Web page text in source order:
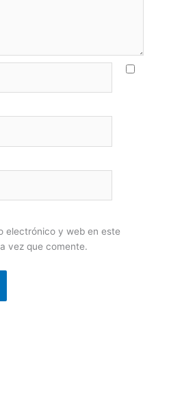
electrónico y web en este
vez que comente.